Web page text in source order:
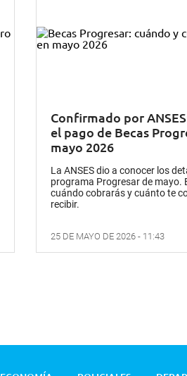
Confirmado por
el pago de Becas
mayo 2026
La ANSES dio a conocer los
programa Progresar de mayo.
cuándo cobrarás y cuánto te
recibir.
25 DE MAYO DE 2026 - 11:43